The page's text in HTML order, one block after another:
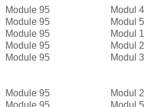
Module 95 Modul 4
Module 95
Modul 5
Module 95
Modul 1
Module 95
Modul 2
Module 95
Modul 3
Module 95 Modul 2
Module 95
Modul 5